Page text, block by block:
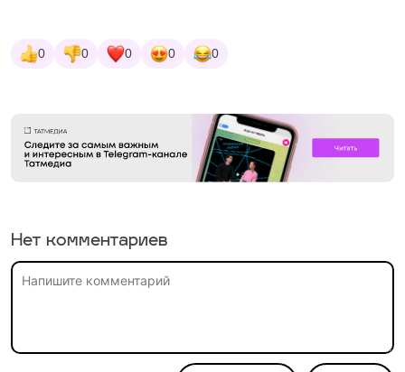
0 0 0 0 0
Нет комментариев